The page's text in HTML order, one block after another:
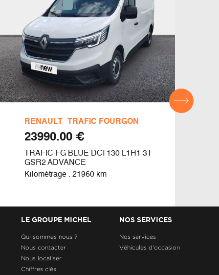
RENAULT TRAFIC FOURGON
€ 23990.00
TRAFIC FG BLUE DCI 130 L1H1 3T
GSR2 ADVANCE
Kilométrage : 21960 km
LE GROUPE MICHEL
Qui sommes nous ?
Nous contacter
Nous localiser
Chiffres clés
NOS SERVICES
Nos services
Véhicules d'occasion